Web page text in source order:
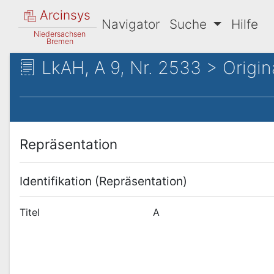
Arcinsys
Niedersachsen
Bremen
Navigator Suche Hilfe
LkAH, A 9, Nr. 2533 >
Repräsentation
Identifikation (Repräsentation)
Titel A